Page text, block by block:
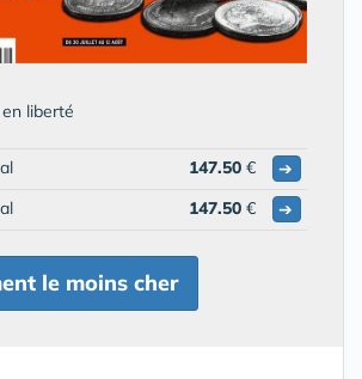
liberté
147.50 €
➔
147.50 € ➔
le moins cher